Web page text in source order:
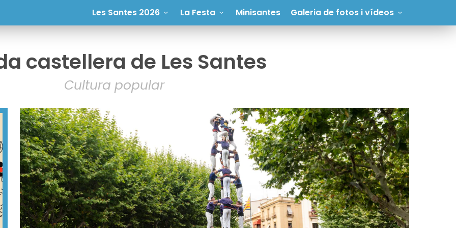
Les Santes 2026 La Festa Minisantes Galeria de fotos i vídeos
castellera de Les Santes
Cultura popular